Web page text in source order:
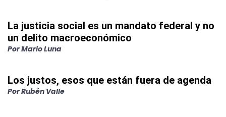
La justicia social es un mandato federal y no
un delito macroeconómico
PorMario Luna
Los justos, esos que están fuera de agenda
PorRubén Valle